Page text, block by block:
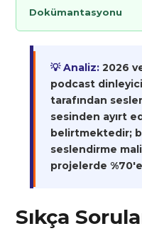
Dokümantasyonu
💡 Analiz: 2026
podcast
tarafından
sesinden ayırt
belirtmektedir;
seslendirme
projelerde
Sıkça